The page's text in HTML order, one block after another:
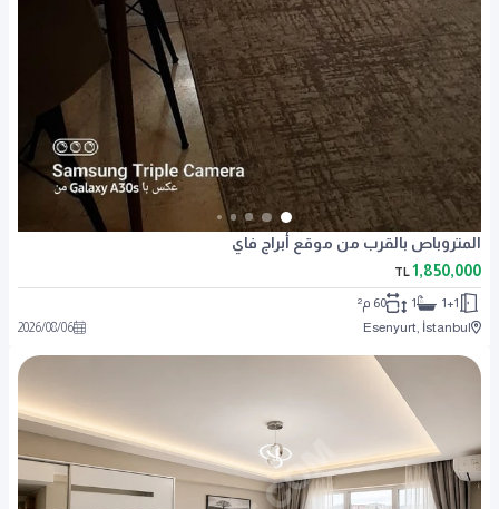
المتروباص بالقرب من موقع أبراج فاي
1,850,000
TL
1+1
1
60 م²
Esenyurt, İstanbul
2026/08/06